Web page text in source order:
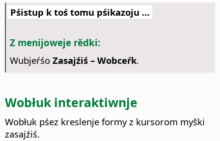
Pśistup k toś tomu pśikazoju …
Z menijoweje rědki:
Wubjeŕśo Zasajźiś – Wobceŕk.
Wobłuk interaktiwnje
Wobłuk pśez kreslenje formy z kursorom myški
zasajźiś.